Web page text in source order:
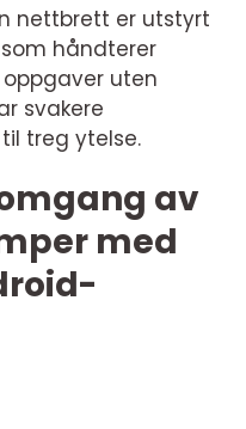
nettbrett er utstyrt
håndterer
uten
svakere
treg ytelse.
av
med